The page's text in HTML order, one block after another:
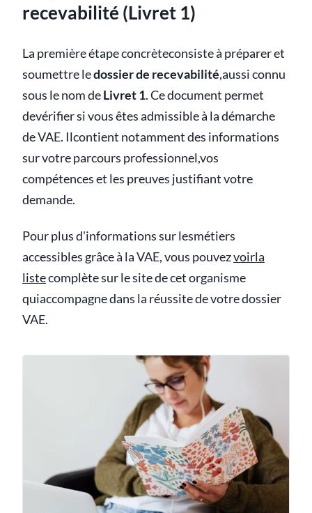
recevabilité (Livret 1)
La première étape concrèteconsiste à préparer et
soumettre ledossier de recevabilité,aussi connu
sous le nom deLivret 1. Ce document permet
devérifier si vous êtes admissible à la démarche
de VAE. Ilcontient notamment des informations
sur votre parcours professionnel,vos
compétences et les preuves justifiant votre
demande.
Pour plus d'informations sur lesmétiers
accessibles grâce à la VAE, vous pouvezvoirla
listecomplète sur le site de cet organisme
quiaccompagne dans la réussite de votre dossier
VAE.